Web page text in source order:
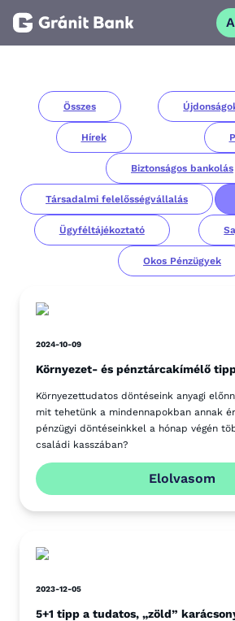
Vállalkozásoknak
Befektetőknek
Összes
Hírek
Biztonságos bankolás
Társadalmi felelősségvállalás
Ügyféltájékoztató
Okos Pénzügyek
2024-10-09
Környezet- és pénztárcakímélő
Környezettudatos döntéseink anyagi
mit tehetünk a mindennapokban annak
pénzügyi döntéseinkkel a hónap végén
családi kasszában?
Elolvasom
2023-12-05
5+1 tipp a tudatos, „zöld”